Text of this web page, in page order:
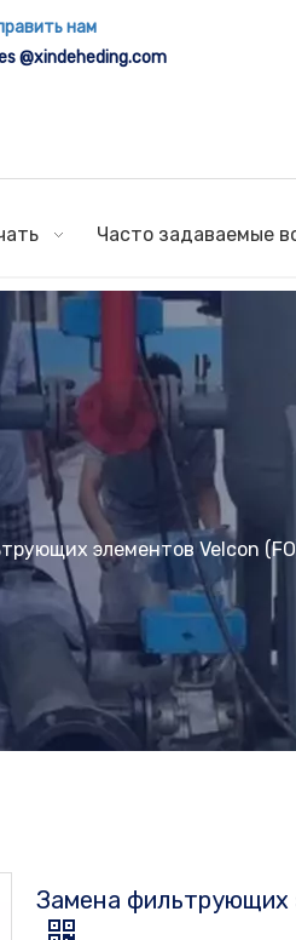
нам
@xindeheding.com
Часто задаваемые
элементов Velcon
Замена фильтрующих